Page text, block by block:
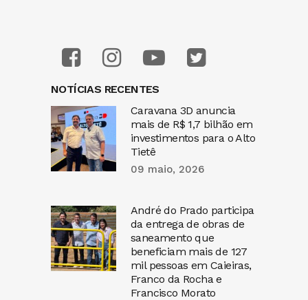
NOTÍCIAS RECENTES
Caravana 3D anuncia
mais de R$ 1,7 bilhão em
investimentos para o Alto
Tietê
09 maio, 2026
André do Prado participa
da entrega de obras de
saneamento que
beneficiam mais de 127
mil pessoas em Caieiras,
Franco da Rocha e
Francisco Morato